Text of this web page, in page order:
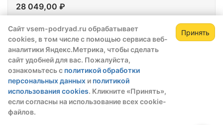
Сайт vsem-podryad.ru обрабатывает
cookies, в том числе с помощью сервиса веб-
аналитики Яндекс.Метрика, чтобы сделать
сайт удобней для вас. Пожалуйста,
ознакомьтесь с политикой обработки
персональных данных и политикой
использования cookies. Кликните «Принять»,
если согласны на использование всех cookie-
файлов.
Принять
Приобретение антивирусной программы
Касперский
Заказчик
28 049,00 ₽
Дата публикации:
До окончания приема заявок:
143 дня
Этап:
Опубликовано
Закупка с обеспечением: